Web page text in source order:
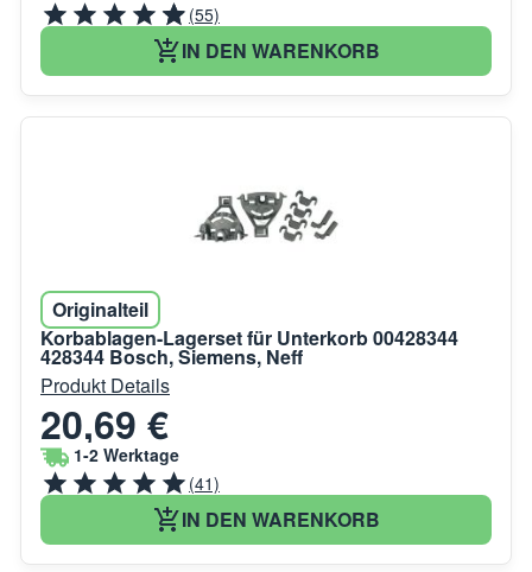
(55)
IN DEN WARENKORB
Originalteil
Korbablagen-Lagerset für Unterkorb 00428344
428344 Bosch, Siemens, Neff
Produkt Details
20,69 €
1-2 Werktage
(41)
IN DEN WARENKORB